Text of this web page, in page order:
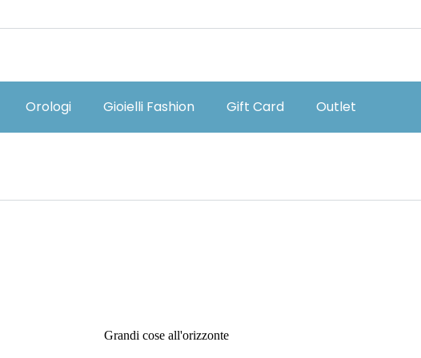
Orologi Gioielli Fashion Gift Card Outlet
Grandi cose all'orizzonte